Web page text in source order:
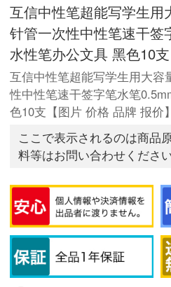
互信中性笔超能写学生用
针管一次性中性笔速干签
水性笔办公文具 黑色10支
互信中性笔超能写学生用大容
性中性笔速干签字笔水笔
色10支【图片 价格 品牌 报价
ここで表示されるのは商品
料等はお問い合わせくださ